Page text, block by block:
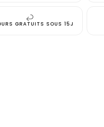
GRATUITS SOUS 15J